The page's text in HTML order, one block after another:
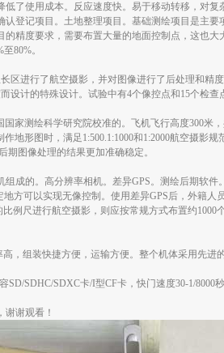
了使用成本。反应速度快。易于移动转移，对复
登记项目。土地整理项目。基础测绘项目是主
精度要求，需要布置大量的地面控制点，这也
80%。
进行了航空摄影，并对图像进行了后处理和精度
设计的特殊设计。试验中有4个像控点和15个检
家测绘科学研究院校准的。飞机飞行高度300米
地形图时，满足1:500.1:1000和1:2000航空摄影
期图像处理的结果更加准确稳定。
成的。高分辨率相机。差异GPS。测绘后期软
方可以实现无像控制。使用差异GPS后，外籍
例尺进行航空摄影，则应按常规方式布置约
，组装快捷方便，运输方便。整个机体采用先进
SD/SDHC/SDXC卡/I型CF卡，快门速度30-1/
谢观看！